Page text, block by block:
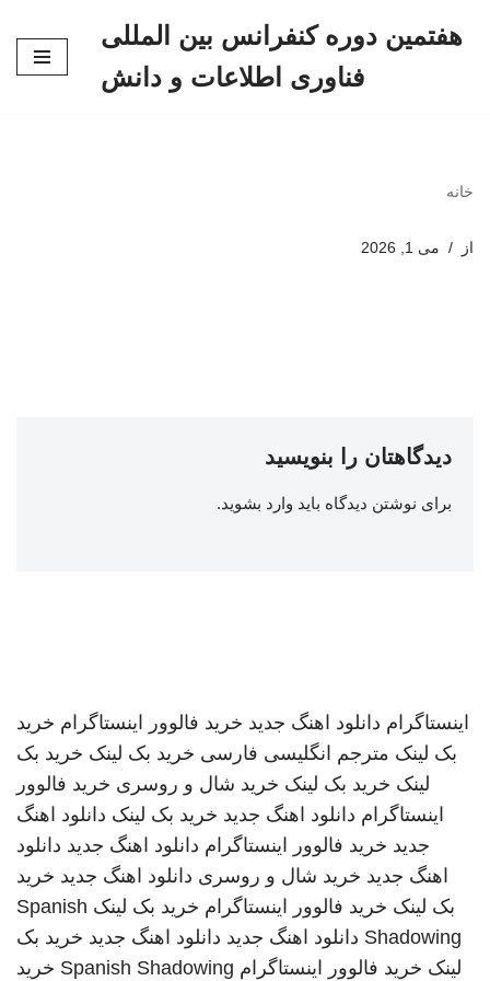
هفتمین دوره کنفرانس بین المللی
فناوری اطلاعات و دانش
خانه
از می 1, 2026
دیدگاهتان را بنویسید
برای نوشتن دیدگاه باید وارد بشوید.
اینستاگرام دانلود اهنگ جدید خرید فالوور اینستاگرام خرید
بک لینک مترجم انگلیسی فارسی خرید بک لینک خرید بک
لینک خرید بک لینک خرید شال و روسری خرید فالوور
اینستاگرام دانلود اهنگ جدید خرید بک لینک دانلود اهنگ
جدید خرید فالوور اینستاگرام دانلود اهنگ جدید دانلود
اهنگ جدید خرید شال و روسری دانلود اهنگ جدید خرید
بک لینک خرید فالوور اینستاگرام خرید بک لینک Spanish
Shadowing دانلود اهنگ جدید دانلود اهنگ جدید خرید بک
لینک خرید فالوور اینستاگرام Spanish Shadowing خرید